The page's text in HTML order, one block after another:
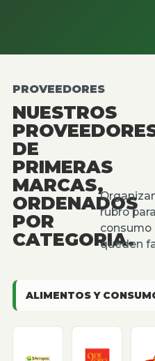
PROVEEDORES
NUESTROS
DE
PRIMERAS
MARCAS,
ORDENADOS
POR
CATEGORIA.
rubro
consumo
queden
ALIMENTOS Y